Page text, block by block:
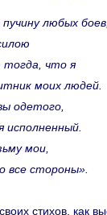
пучину любых боев,
тогда, что я
моих людей.
одетого,
исполненный.
мои,
все стороны».